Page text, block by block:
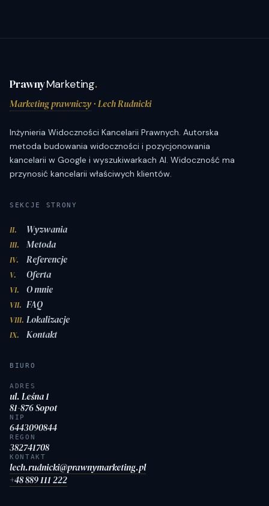
PrawnyMarketing.
Marketing prawniczy· Lech Rudnicki
Inżynieria Widoczności Kancelarii Prawnych. Autorska
metoda budowania widoczności i pozycjonowania
kancelarii w Google i wyszukiwarkach AI. Widoczność ma
przynosić kancelarii właściwych klientów.
SEKCJE STRONY
II. Wyzwania
III. Metoda
IV. Referencje
V. Oferta
VI. O mnie
VII. FAQ
VIII. Lokalizacje
IX. Kontakt
BIURO
ADRES
ul. Leśna 1
81-876 Sopot
NIP
6443090844
REGON
382741708
KONTAKT
lech.rudnicki@prawnymarketing.pl
+48 889 111 222